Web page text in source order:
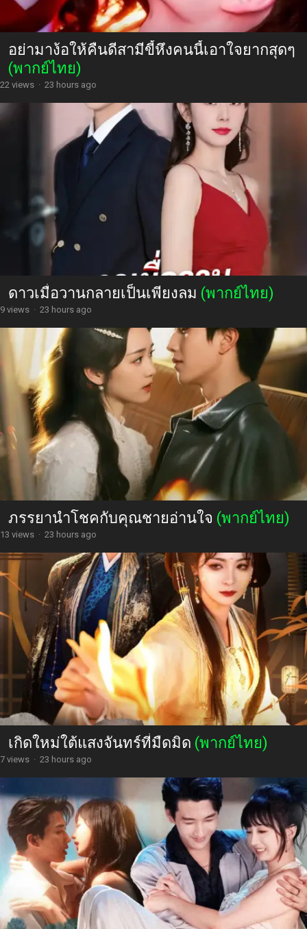
อย่ามาง้อให้คืนดีสามีขี้หึงคนนี้เอาใจยากสุดๆ
(พากย์ไทย)
22 views · 23 hours ago
ดาวเมื่อวานกลายเป็นเพียงลม (พากย์ไทย)
9 views · 23 hours ago
ภรรยานำโชคกับคุณชายอ่านใจ (พากย์ไทย)
13 views · 23 hours ago
เกิดใหม่ใต้แสงจันทร์ที่มืดมิด (พากย์ไทย)
7 views · 23 hours ago